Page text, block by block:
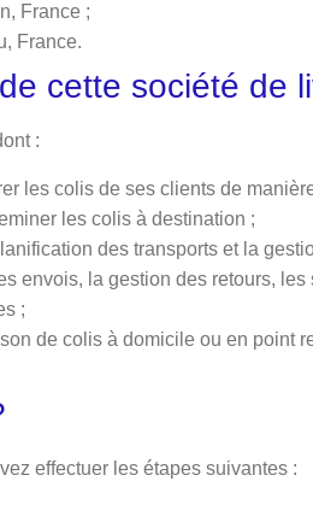
France ;
France.
cette société de
:
les colis de ses clients de
les colis à destination ;
des transports et la
envois, la gestion des retours, les
;
de colis à domicile ou en point
effectuer les étapes suivantes :